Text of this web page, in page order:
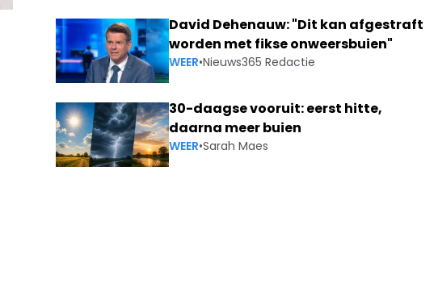
David Dehenauw: "Dit kan afgestraft
worden met fikse onweersbuien"
WEER•Nieuws365 Redactie
30-daagse vooruit: eerst hitte,
daarna meer buien
WEER•Sarah Maes